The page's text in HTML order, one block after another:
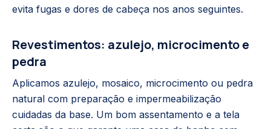
evita fugas e dores de cabeça nos anos seguintes.
Revestimentos: azulejo, microcimento e
pedra
Aplicamos azulejo, mosaico, microcimento ou pedra
natural com preparação e impermeabilização
cuidadas da base. Um bom assentamento e a tela